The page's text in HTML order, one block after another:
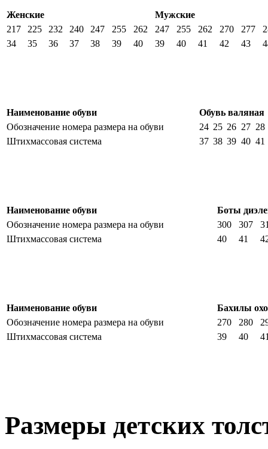
Женские
Мужские
217
225 232 240 247 255 262 247 255 262 270 277
34
35 36 37 38 39 40 39 40 41 42 43
Наименование обуви
Обувь валяная
Обозначение номера размера на обуви
24 25 26 27 28
Штихмассовая система
37 38 39 40 41
Наименование обуви
Боты
Обозначение номера размера на обуви
300 307
Штихмассовая система
40 41
Наименование обуви
Бахилы
Обозначение номера размера на обуви
270 280
Штихмассовая система
39 40
Размеры детских